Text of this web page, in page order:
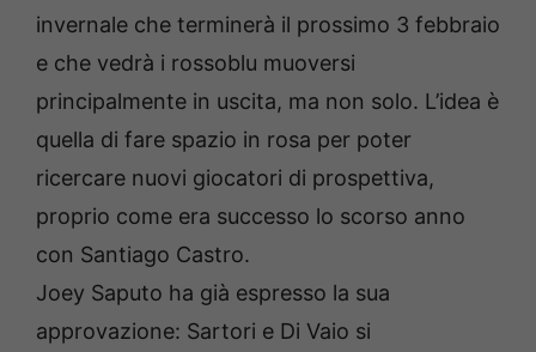
invernale che terminerà il prossimo 3 febbraio
e che vedrà i rossoblu muoversi
principalmente in uscita, ma non solo. L’idea è
quella di fare spazio in rosa per poter
ricercare nuovi giocatori di prospettiva,
proprio come era successo lo scorso anno
con Santiago Castro.
Joey Saputo ha già espresso la sua
approvazione: Sartori e Di Vaio si